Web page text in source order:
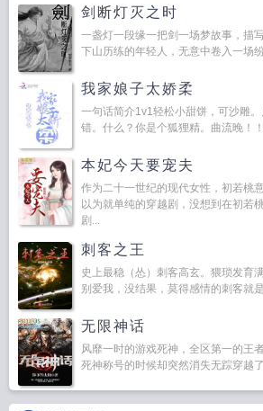
剑断灯灭之时
一盏灯一段缘一把剑一场梦故事，描
下山历练的年轻人，无意中卷入一场
我家娘子太娇柔
一句话简介1v1轻松小甜饼，可沙雕
错。什么？你是个狐狸精。曲流晚！
本妃今天要宠夫
作为二十一世纪的现代女性，初若桃
以为就单纯的穿越剧，没想到在初若
剧...
刺客之王
史上最稳（怂）刺客高玄。猥琐发育
别爱我，没结果，莫得感情的刺客就
无限神话
风靡一时的游戏死神，全区第一的王
死神称号的时候却突然消失无踪穿越